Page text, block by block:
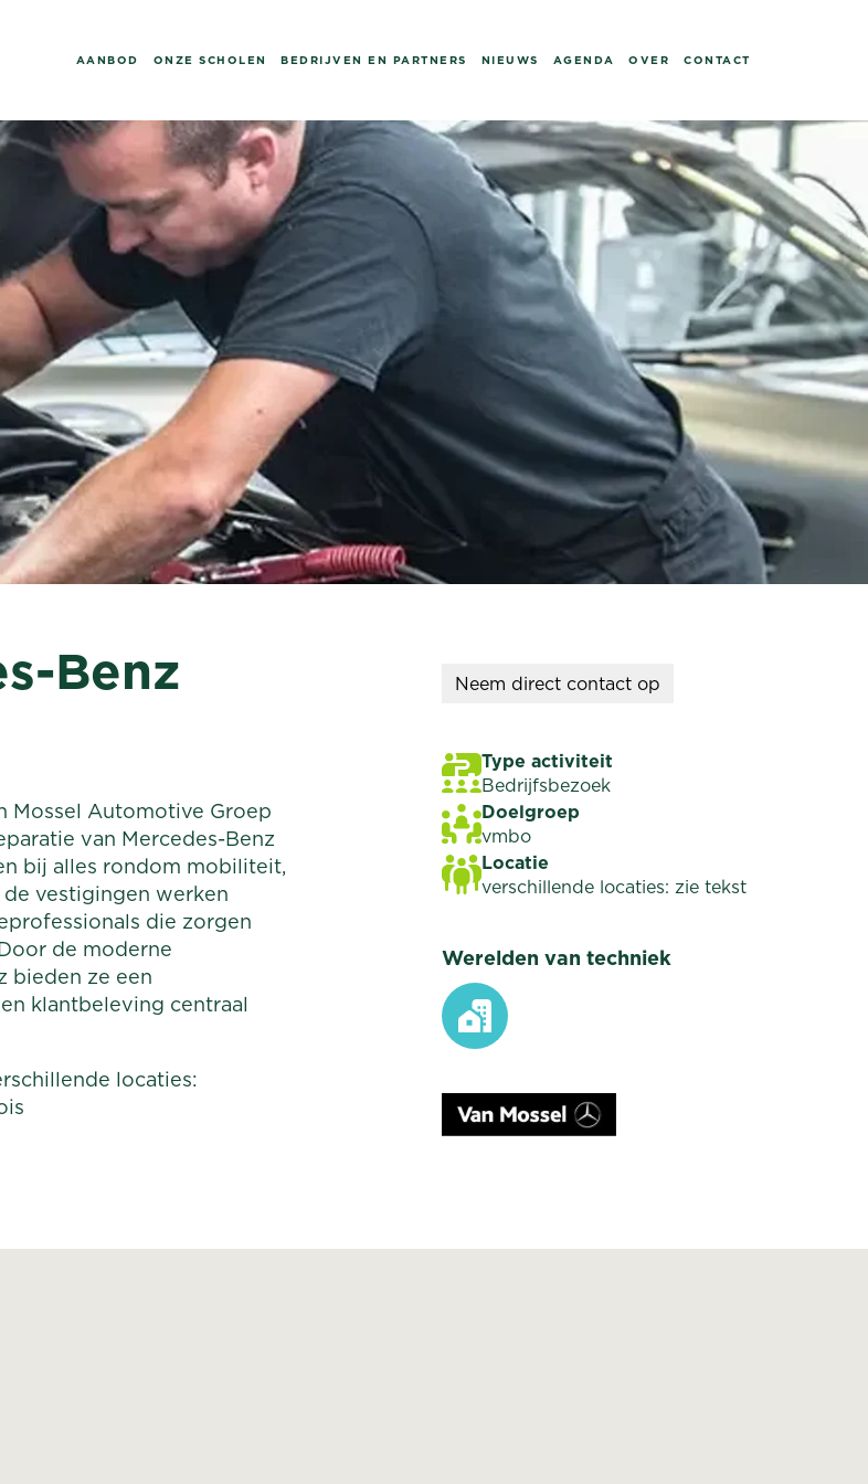
AANBOD ONZE SCHOLEN BEDRIJVEN EN PARTNERS NIEUWS AGENDA OVER CONTACT
Benz
Mossel Automotive Groep
van Mercedes-Benz
bij alles rondom mobiliteit,
vestigingen werken
die zorgen
de moderne
bieden ze een
klantbeleving centraal
locaties:
Neem directcontact op
Type activiteit
Bedrijfsbezoek
Doelgroep
vmbo
Locatie
verschillende locaties: zie tekst
Werelden van techniek